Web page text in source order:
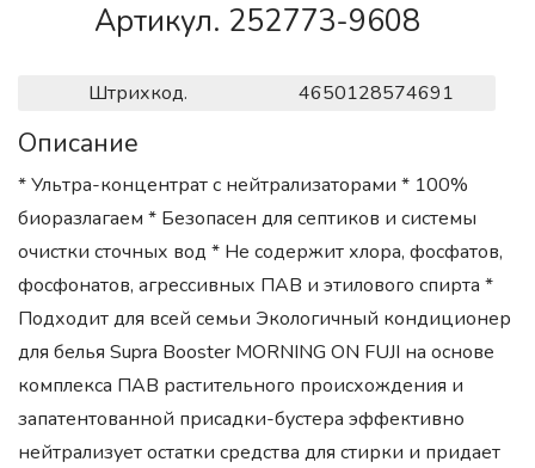
Артикул. 252773-9608
Штрихкод. 4650128574691
Описание
* Ультра-концентрат с нейтрализаторами * 100%
биоразлагаем * Безопасен для септиков и системы
очистки сточных вод * Не содержит хлора, фосфатов,
фосфонатов, агрессивных ПАВ и этилового спирта *
Подходит для всей семьи Экологичный кондиционер
для белья Supra Booster MORNING ON FUJI на основе
комплекса ПАВ растительного происхождения и
запатентованной присадки-бустера эффективно
нейтрализует остатки средства для стирки и придает